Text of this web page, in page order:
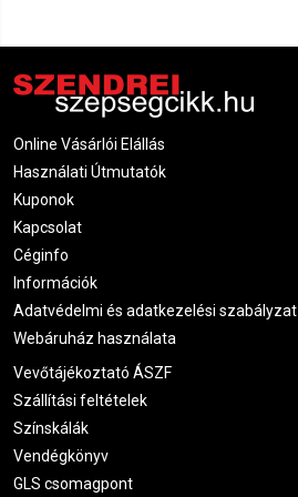
Amanda 2022.06.05. 09:35
Ivett 2022.06.04. 16:34
Laura
Dóra 2022.05.20. 06:59
Tímea
Eszter 2022.05.19. 06:51
Ágnes 2022.05.16. 14:10
Online Vásárlói Elállás
Használati Útmutatók
Kuponok
Kapcsolat
Céginfo
Információk
Adatvédelmi és adatkezelési szabályzat
Webáruház használata
Vevőtájékoztató ÁSZF
Szállítási feltételek
Színskálák
Vendégkönyv
GLS csomagpont